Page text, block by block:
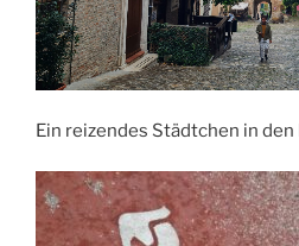
Ein reizendes Städtchen in den